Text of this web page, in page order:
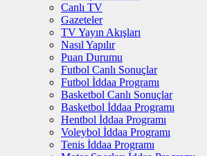
Canlı TV
Gazeteler
TV Yayın Akışları
Nasıl Yapılır
Puan Durumu
Futbol Canlı Sonuçlar
Futbol İddaa Programı
Basketbol Canlı Sonuçlar
Basketbol İddaa Programı
Hentbol İddaa Programı
Voleybol İddaa Programı
Tenis İddaa Programı